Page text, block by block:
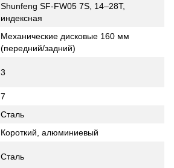
Shunfeng SF-FW05 7S, 14–28T,
индексная
Механические дисковые 160 мм
(передний/задний)
3
7
Сталь
Короткий, алюминиевый
Сталь